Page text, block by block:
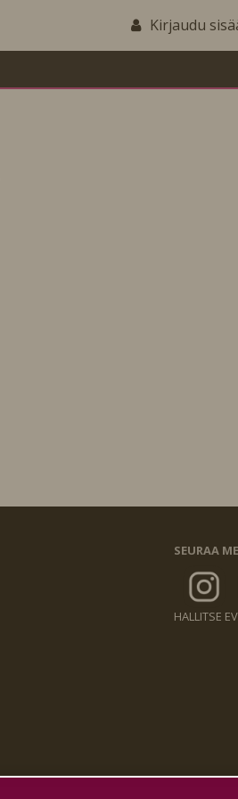
Kirjaudu
SEURAA
HALLITSE